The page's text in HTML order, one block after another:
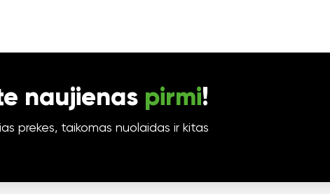
naujienas pirmi!
prekes, taikomas nuolaidas ir kitas